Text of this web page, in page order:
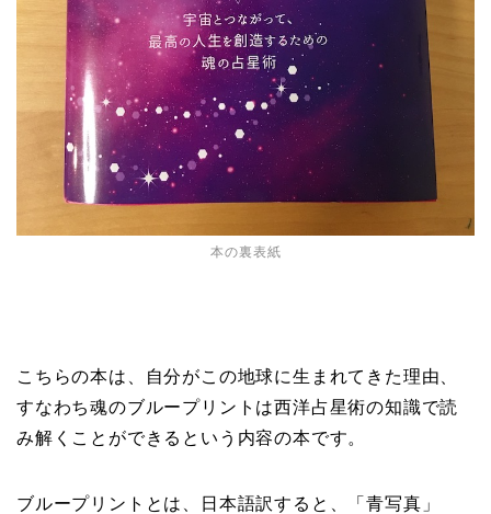
本の裏表紙
こちらの本は、自分がこの地球に生まれてきた理由、
すなわち魂のブループリントは西洋占星術の知識で読
み解くことができるという内容の本です。
ブループリントとは、日本語訳すると、「青写真」